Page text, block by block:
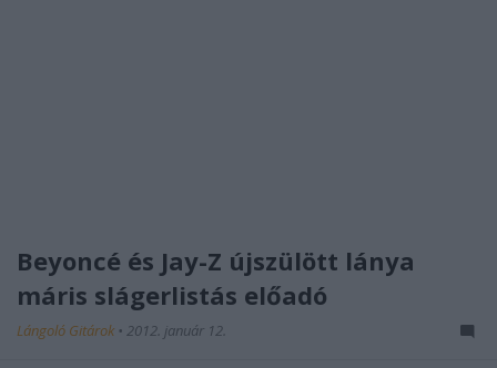
Beyoncé és Jay-Z újszülött lánya
máris slágerlistás előadó
Lángoló Gitárok • 2012. január 12.